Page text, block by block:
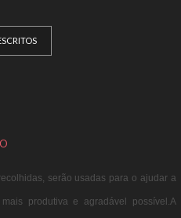
serão usadas para o ajudar a
produtiva e agradável possível.A